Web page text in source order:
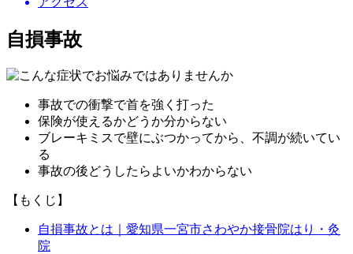
自損事故
事故での衝撃で首を強く打った
保険が使えるかどうか分からない
ブレーキミスで壁にぶつかってから、不調が続いてい
る
事故の後どうしたらよいかわからない
【もくじ】
自損事故とは｜愛知県一宮市さわやか接骨院はり・灸
院